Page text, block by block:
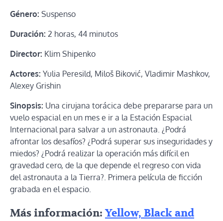
Género: Suspenso
Duración: 2 horas, 44 minutos
Director: Klim Shipenko
Actores: Yulia Peresild, Miloš Biković, Vladimir Mashkov,
Alexey Grishin
Sinopsis: Una cirujana torácica debe prepararse para un
vuelo espacial en un mes e ir a la Estación Espacial
Internacional para salvar a un astronauta. ¿Podrá
afrontar los desafíos? ¿Podrá superar sus inseguridades y
miedos? ¿Podrá realizar la operación más difícil en
gravedad cero, de la que depende el regreso con vida
del astronauta a la Tierra?. Primera película de ficción
grabada en el espacio.
Más información: Yellow, Black and